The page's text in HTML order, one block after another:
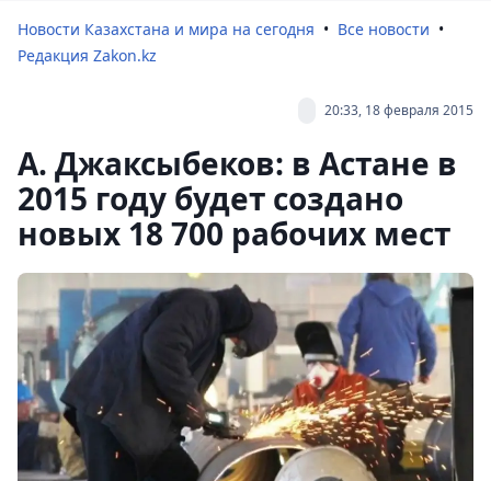
Новости Казахстана и мира на сегодня
Все новости
Редакция Zakon.kz
20:33, 18 февраля 2015
А. Джаксыбеков: в Астане в
2015 году будет создано
новых 18 700 рабочих мест